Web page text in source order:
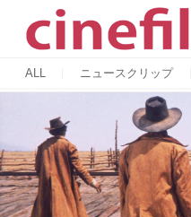
ALL ニュースクリップ